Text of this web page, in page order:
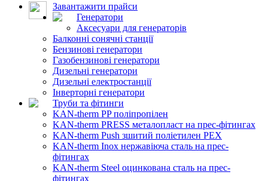
Завантажити прайси
Генератори
Аксесуари для генераторів
Балконні сонячні станції
Бензинові генератори
Газобензинові генератори
Дизельні генератори
Дизельні електростанції
Інверторні генератори
Труби та фітинги
KAN-therm PP поліпропілен
KAN-therm PRESS металопласт на прес-фітингах
KAN-therm Push зшитий поліетилен PEX
KAN-therm Inox нержавіюча сталь на прес-
фітингах
KAN-therm Steel оцинкована сталь на прес-
фітингах